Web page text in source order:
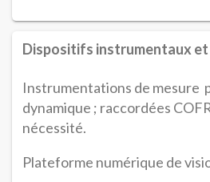
Dispositifs instrumentaux et
Instrumentations de mesure
dynamique ; raccordées
nécessité.
Plateforme numérique de